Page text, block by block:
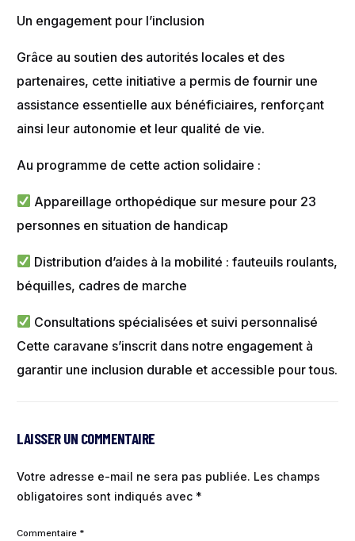
Un engagement pour l’inclusion
Grâce au soutien des autorités locales et des
partenaires, cette initiative a permis de fournir une
assistance essentielle aux bénéficiaires, renforçant
ainsi leur autonomie et leur qualité de vie.
Au programme de cette action solidaire :
Appareillage orthopédique sur mesure pour 23
personnes en situation de handicap
Distribution d’aides à la mobilité : fauteuils roulants,
béquilles, cadres de marche
Consultations spécialisées et suivi personnalisé
Cette caravane s’inscrit dans notre engagement à
garantir une inclusion durable et accessible pour tous.
LAISSER UN COMMENTAIRE
Votre adresse e-mail ne sera pas publiée. Les champs
obligatoires sont indiqués avec *
Commentaire *